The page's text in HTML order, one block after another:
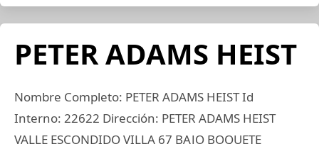
PETER ADAMS HEIST
Nombre Completo: PETER ADAMS HEIST Id
Interno: 22622 Dirección: PETER ADAMS HEIST
VALLE ESCONDIDO VILLA 67 BAJO BOQUETE